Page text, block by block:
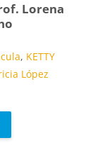
Lorena
, KETTY
López